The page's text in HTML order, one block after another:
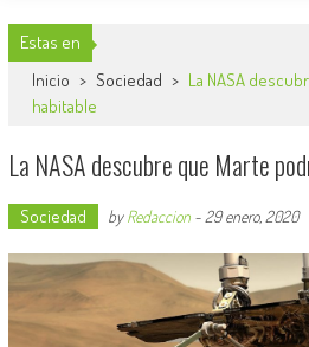
Estas en
Inicio > Sociedad > La NASA
habitable
La NASA descubre que Marte
Sociedad byRedaccion- 29 enero, 2020